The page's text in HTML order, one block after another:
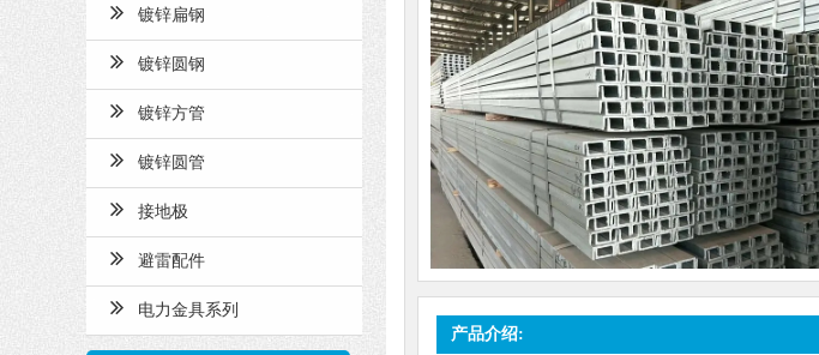
镀锌扁钢
镀锌圆钢
镀锌方管
镀锌圆管
接地极
避雷配件
电力金具系列
产品介绍: